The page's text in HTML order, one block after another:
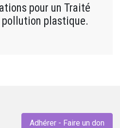
pour un Traité
plastique.
Adhérer - Faire un don